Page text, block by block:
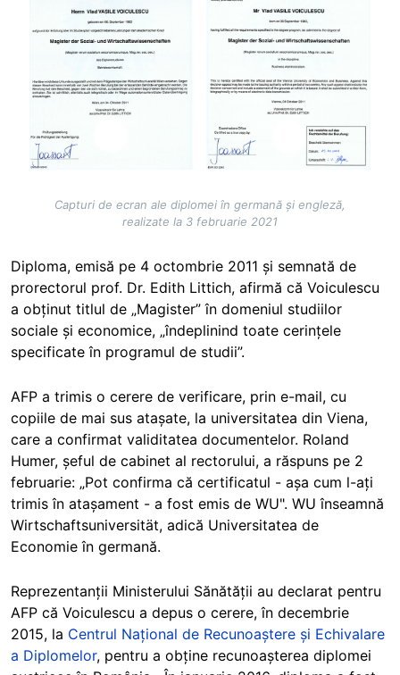
Capturi de ecran ale diplomei în germană și engleză,
realizate la 3 februarie 2021
Diploma, emisă pe 4 octombrie 2011 și semnată de
prorectorul prof. Dr. Edith Littich, afirmă că Voiculescu
a obținut titlul de „Magister” în domeniul studiilor
sociale și economice, „îndeplinind toate cerințele
specificate în programul de studii”.
AFP a trimis o cerere de verificare, prin e-mail, cu
copiile de mai sus atașate, la universitatea din Viena,
care a confirmat validitatea documentelor. Roland
Humer, șeful de cabinet al rectorului, a răspuns pe 2
februarie: „Pot confirma că certificatul - așa cum l-ați
trimis în atașament - a fost emis de WU". WU înseamnă
Wirtschaftsuniversität, adică Universitatea de
Economie în germană.
Reprezentanții Ministerului Sănătății au declarat pentru
AFP că Voiculescu a depus o cerere, în decembrie
2015, la Centrul Național de Recunoaștere și Echivalare
a Diplomelor, pentru a obține recunoașterea diplomei